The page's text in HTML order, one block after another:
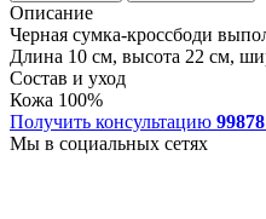
Описание
Черная сумка-кроссбоди
Длина 10 см, высота 22 см,
Состав и уход
Кожа 100%
Получить консультацию
Мы в социальных сетях